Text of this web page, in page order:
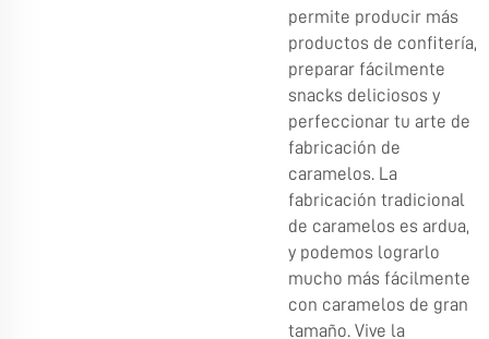
permite producir más
productos de confitería,
preparar fácilmente
snacks deliciosos y
perfeccionar tu arte de
fabricación de
caramelos. La
fabricación tradicional
de caramelos es ardua,
y podemos lograrlo
mucho más fácilmente
con caramelos de gran
tamaño. Vive la